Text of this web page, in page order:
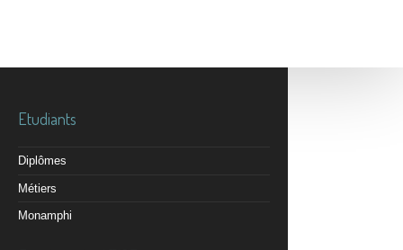
Etudiants
Diplômes
Métiers
Monamphi